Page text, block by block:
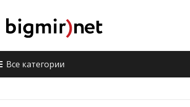
Все категории